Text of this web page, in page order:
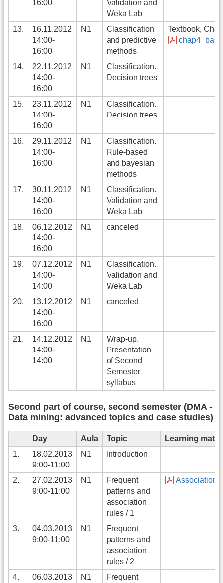
16:00
Validation and
Weka Lab
13.
16.11.2012
14:00-
16:00
N1
Classification
and predictive
methods
Textbook,
14.
22.11.2012
14:00-
16:00
N1
Classification.
Decision trees
15.
23.11.2012
14:00-
16:00
N1
Classification.
Decision trees
16.
29.11.2012
14:00-
16:00
N1
Classification.
Rule-based
and bayesian
methods
17.
30.11.2012
14:00-
16:00
N1
Classification.
Validation and
Weka Lab
18.
06.12.2012
14:00-
16:00
N1 canceled
19.
07.12.2012
14:00-
14:00
N1
Classification.
Validation and
Weka Lab
20.
13.12.2012
14:00-
16:00
N1 canceled
21.
14.12.2012
14:00-
14:00
N1
Wrap-up.
Presentation
of Second
Semester
syllabus
Second part of course, second semester (DMA -
Data mining: advanced topics and case studies)
Day Aula Topic
Learning
1.
18.02.2013
9:00-11:00
N1 Introduction
2.
27.02.2013
9:00-11:00
N1
Frequent
patterns and
association
rules / 1
Association
3.
04.03.2013
9:00-11:00
N1
Frequent
patterns and
association
rules / 2
4.
06.03.2013
N1
Frequent